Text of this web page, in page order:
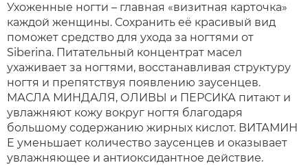
Ухоженные ногти – главная «визитная карточка»
каждой женщины. Сохранить её красивый вид
поможет средство для ухода за ногтями от
Siberina. Питательный концентрат масел
ухаживает за ногтями, восстанавливая структуру
ногтя и препятствуя появлению заусенцев.
МАСЛА МИНДАЛЯ, ОЛИВЫ и ПЕРСИКА питают и
увлажняют кожу вокруг ногтя благодаря
большому содержанию жирных кислот. ВИТАМИН
E уменьшает количество заусенцев и оказывает
увлажняющее и антиоксидантное действие.